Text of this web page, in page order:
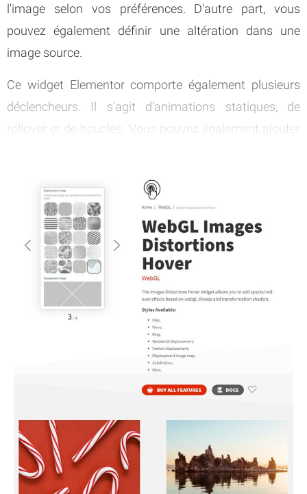
l'image selon vos préférences. D'autre part, vous
pouvez également définir une altération dans une
image source.
Ce widget Elementor comporte également plusieurs
déclencheurs. Il s'agit d'animations statiques, de
rollover et de boucles. Vous pouvez également ajouter